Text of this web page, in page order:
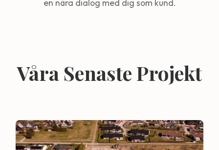
en nära dialog med dig som kund.
Våra Senaste Projekt